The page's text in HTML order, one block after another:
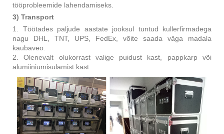
tööprobleemide lahendamiseks.
3) Transport
1. Töötades paljude aastate jooksul tuntud kullerfirmadega
nagu DHL, TNT, UPS, FedEx, võite saada väga madala
kaubaveo.
2. Olenevalt olukorrast valige puidust kast, pappkarp või
alumiiniumisulamist kast.